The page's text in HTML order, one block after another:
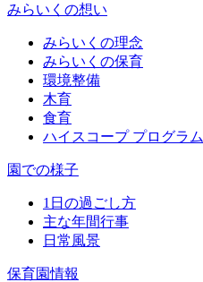
みらいくの想い
みらいくの理念
みらいくの保育
環境整備
木育
食育
ハイスコープ プログラム
園での様子
1日の過ごし方
主な年間行事
日常風景
保育園情報